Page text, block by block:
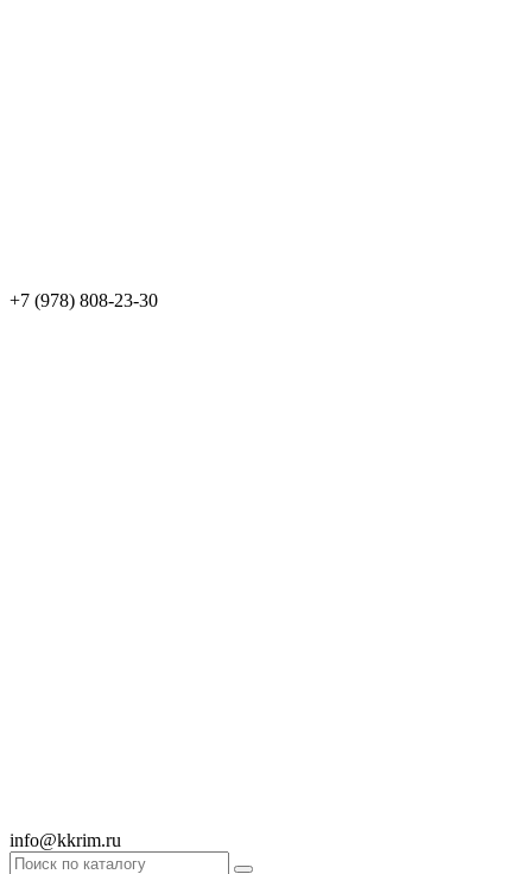
+7 (978) 808-23-30
info@kkrim.ru